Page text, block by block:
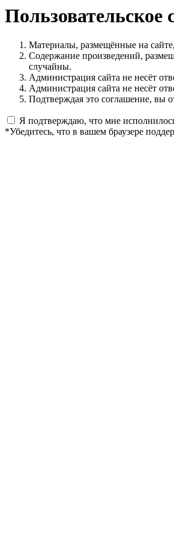
Пользовательское
Материалы, размещённые на
Содержание произведений,
случайны.
Администрация сайта не несёт
Администрация сайта не несёт
Подтверждая это соглашение, вы
Я подтверждаю, что мне
*Убедитесь, что в вашем браузере